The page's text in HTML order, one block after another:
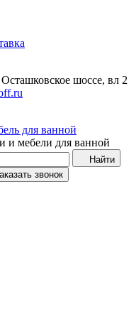
шоссе, вл 2
и мебели для ванной
Найти
звонок